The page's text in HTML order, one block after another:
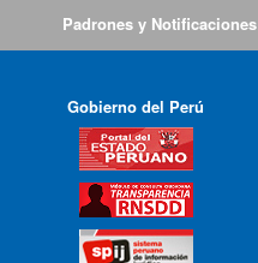
Padrones y Notificaciones
Gobierno del Perú